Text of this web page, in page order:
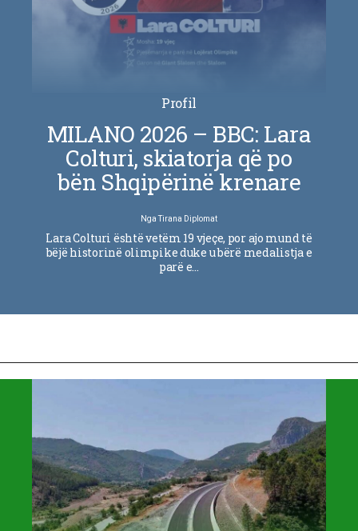
Profil
MILANO 2026 – BBC: Lara
Colturi, skiatorja që po
bën Shqipërinë krenare
NgaTirana Diplomat
Lara Colturi është vetëm 19 vjeçe, por ajo mund të
bëjë historinë olimpike duke u bërë medalistja e
parë e…